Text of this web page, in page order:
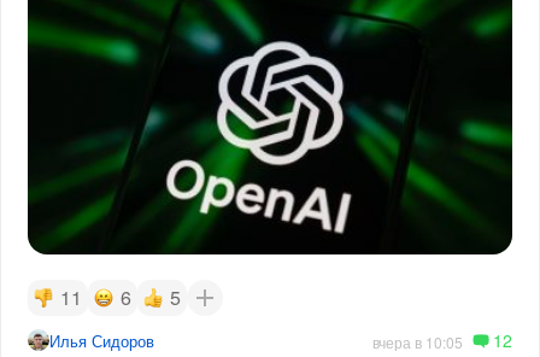
11 6 5
Илья Сидоров вчера в 10:05 12